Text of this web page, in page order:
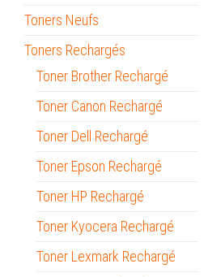
Toners Neufs
Toners Rechargés
Toner Brother Rechargé
Toner Canon Rechargé
Toner Dell Rechargé
Toner Epson Rechargé
Toner HP Rechargé
Toner Kyocera Rechargé
Toner Lexmark Rechargé